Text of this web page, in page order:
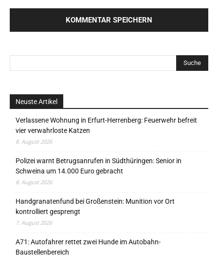
Neuste Artikel
Verlassene Wohnung in Erfurt-Herrenberg: Feuerwehr befreit
vier verwahrloste Katzen
8. August 2026
Polizei warnt Betrugsanrufen in Südthüringen: Senior in
Schweina um 14.000 Euro gebracht
8. August 2026
Handgranatenfund bei Großenstein: Munition vor Ort
kontrolliert gesprengt
7. August 2026
A71: Autofahrer rettet zwei Hunde im Autobahn-
Baustellenbereich